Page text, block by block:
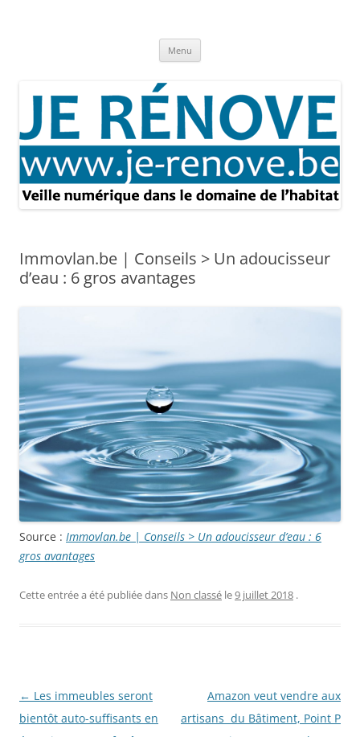
Menu
Immovlan.be | Conseils > Un adoucisseur
d’eau : 6 gros avantages
Source : Immovlan.be | Conseils > Un adoucisseur d’eau : 6
gros avantages
Cette entrée a été publiée dans Non classé le9 juillet 2018 .
Navigation
des
← Les immeubles seront
bientôt auto-suffisants en
Amazon veut vendre aux
artisans du Bâtiment, Point P